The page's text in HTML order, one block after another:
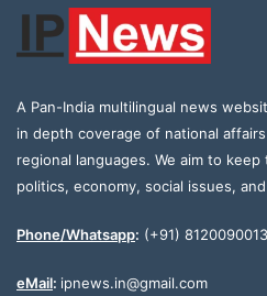
A Pan-India multilingual news
in depth coverage of national
regional languages. We aim to
politics, economy, social issues,
Phone/Whatsapp: (+91) 8120090013
eMail: ipnews.in@gmail.com